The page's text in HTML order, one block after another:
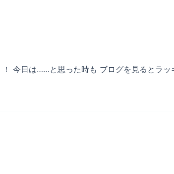
！ 今日は……と思った時も ブログを見るとラ